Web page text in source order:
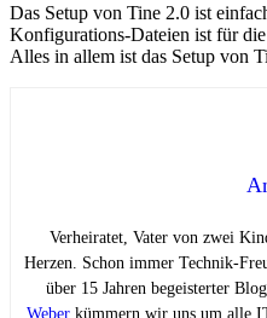
Das Setup von Tine 2.0 ist
Konfigurations-Dateien ist für
Alles in allem ist das Setup von
Verheiratet, Vater von zwei
Herzen. Schon immer Technik-
über 15 Jahren begeisterter
Weberkümmern wir uns um alle